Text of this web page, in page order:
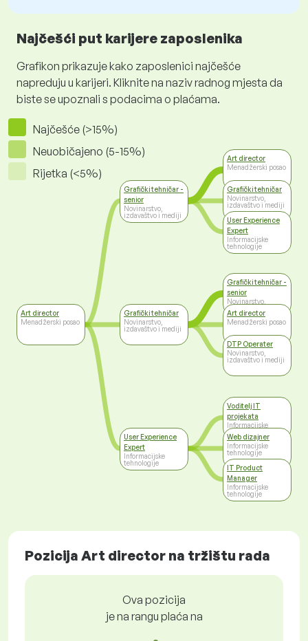
Najčešći put karijere zaposlenika
Grafikon prikazuje kako zaposlenici najčešće
napreduju u karijeri. Kliknite na naziv radnog mjesta da
biste se upoznali s podacima o plaćama.
Najčešće (>15%)
Neuobičajeno (5-15%)
Rijetka (<5%)
Art director
Menadžerski posao
Grafički tehničar -
senior
Novinarstvo,
izdavaštvo i mediji
Grafički tehničar
Novinarstvo,
izdavaštvo i mediji
User Experience
Expert
Informacijske
tehnologije
Art director
Menadžerski posao
Grafički tehničar
Novinarstvo,
izdavaštvo i mediji
User Experience
Expert
Informacijske
tehnologije
Grafički tehničar -
senior
Novinarstvo,
izdavaštvo i mediji
Art director
Menadžerski posao
DTP Operater
Novinarstvo,
izdavaštvo i mediji
Voditelj IT
projekata
Informacijske
tehnologije
Web dizajner
Informacijske
tehnologije
IT Product
Manager
Informacijske
tehnologije
Pozicija Art director na tržištu rada
Ova pozicija
je na rangu plaća na